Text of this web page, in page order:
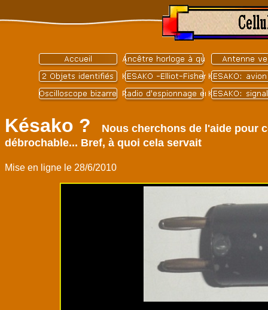
Késako ?
Nous cherchons de l'aide pour
débrochable... Bref, à quoi cela servait
Mise en ligne le 28/6/2010